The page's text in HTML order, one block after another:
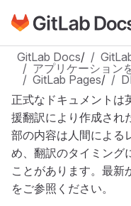
メインコンテンツにス
GitLabドキュメントの
GitLab Docs/
アプリケーション
GitLab Pages/
正式なドキュメントは
援翻訳により作成され
部の内容は人間による
め、翻訳のタイミング
ことがあります。最新
をご参照ください。